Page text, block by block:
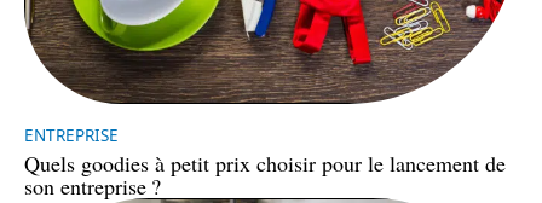
ENTREPRISE
Quels goodies à petit prix choisir pour le lancement de
son entreprise ?